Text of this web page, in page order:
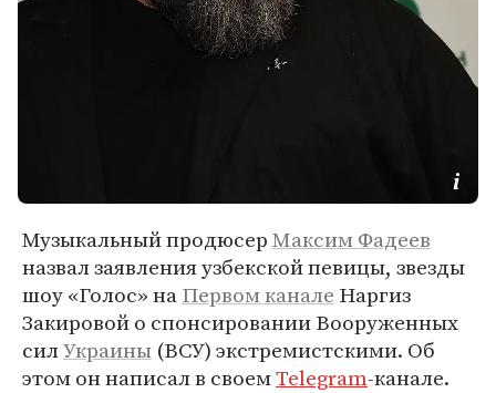
Музыкальный продюсерМаксим Фадеев
назвал заявления узбекской певицы, звезды
шоу «Голос» наПервом канале Наргиз
Закировой о спонсировании Вооруженных
силУкраины (ВСУ) экстремистскими. Об
этом он написал в своемTelegram-канале.